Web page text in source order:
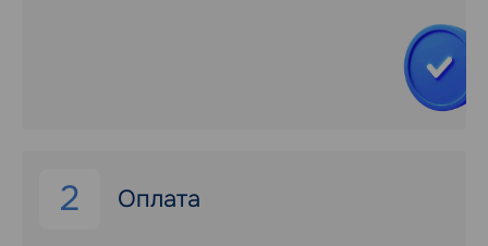
2 Оплата